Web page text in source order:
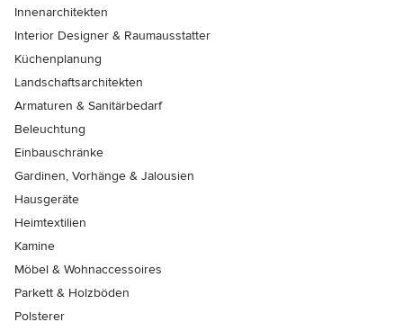
Innenarchitekten
Interior Designer & Raumausstatter
Küchenplanung
Landschaftsarchitekten
Armaturen & Sanitärbedarf
Beleuchtung
Einbauschränke
Gardinen, Vorhänge & Jalousien
Hausgeräte
Heimtextilien
Kamine
Möbel & Wohnaccessoires
Parkett & Holzböden
Polsterer